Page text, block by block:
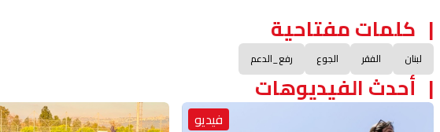
كلمات مفتاحية
لبنان الفقر الجوع رفع_الدعم
أحدث الفيديوهات
فيديو